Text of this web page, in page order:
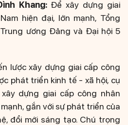
Khang: Để xây dựng giai
hiện đại, lớn mạnh, Tổng
ương Đảng và Đại hội 5
lược xây dựng giai cấp công
phát triển kinh tế - xã hội, cụ
dựng giai cấp công nhân
gắn với sự phát triển của
đổi mới sáng tạo. Chú trọng